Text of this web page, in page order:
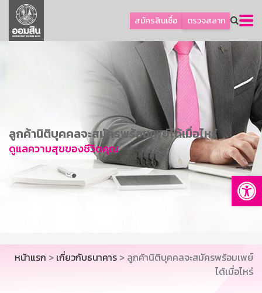
สมัครสินเชื่อ ตรวจสลาก
ลูกค้าธุรกิจ
ลูกค้าผู้ประกอบรายย่อย
การพัฒนาที่ยั่งยืน
ข่าวสาร
บริการทางการเงิน
อื่นๆ
TH
EN
GSB Society
ลูกค้านิติบุคคลจะสมัครพร้อมเพย์ได้เมื่อไหร่
ดูแลความสุขของชีวิตคุณ
หน้าแรก > เกี่ยวกับธนาคาร > ลูกค้านิติบุคคลจะสมัครพร้อมเพย์
ได้เมื่อไหร่